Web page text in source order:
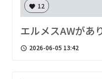
favorite 12
エルメスAWがあ
access_time 2026-06-05 13:42